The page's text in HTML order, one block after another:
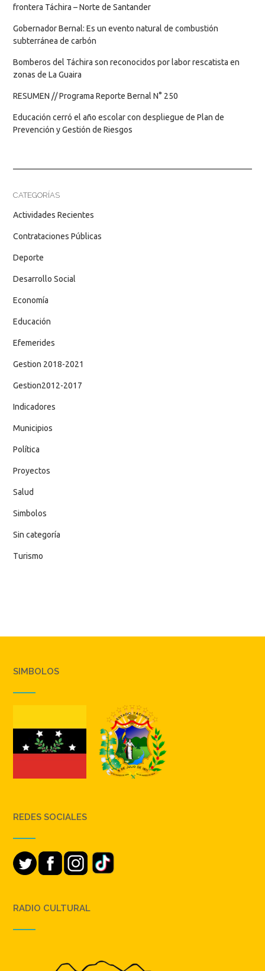
frontera Táchira – Norte de Santander
Gobernador Bernal: Es un evento natural de combustión
subterránea de carbón
Bomberos del Táchira son reconocidos por labor rescatista en
zonas de La Guaira
RESUMEN // Programa Reporte Bernal N° 250
Educación cerró el año escolar con despliegue de Plan de
Prevención y Gestión de Riesgos
CATEGORÍAS
Actividades Recientes
Contrataciones Públicas
Deporte
Desarrollo Social
Economía
Educación
Efemerides
Gestion 2018-2021
Gestion2012-2017
Indicadores
Municipios
Política
Proyectos
Salud
Simbolos
Sin categoría
Turismo
SIMBOLOS
REDES SOCIALES
RADIO CULTURAL